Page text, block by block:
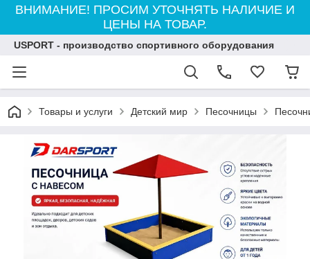
ВНИМАНИЕ! ПРОСИМ УТОЧНЯТЬ НАЛИЧИЕ И
ЦЕНЫ НА ТОВАР.
USPORT - производство спортивного оборудования
Товары и услуги Детский мир Песочницы